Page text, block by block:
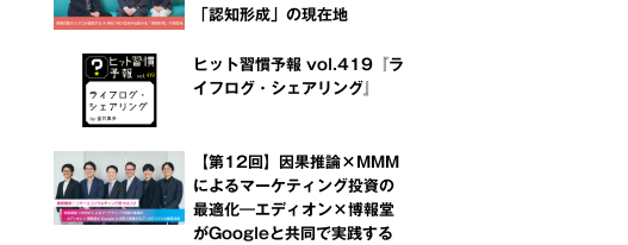
「認知形成」の現在地
ヒット習慣予報 vol.419『ラ
イフログ・シェアリング』
【第12回】因果推論×MMM
によるマーケティング投資の
最適化―エディオン×博報堂
がGoogleと共同で実践する